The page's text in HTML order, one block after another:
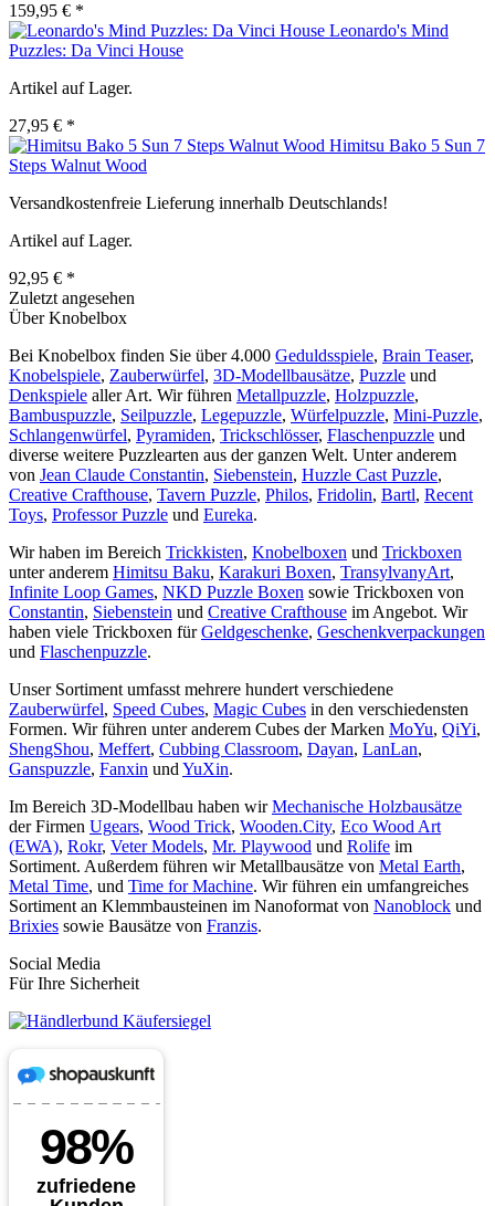
159,95 € *
Leonardo's Mind
Puzzles: Da Vinci House
Artikel auf Lager.
27,95 € *
Himitsu Bako 5 Sun 7
Steps Walnut Wood
Versandkostenfreie Lieferung innerhalb Deutschlands!
Artikel auf Lager.
92,95 € *
Zuletzt angesehen
Über Knobelbox
Bei Knobelbox finden Sie über 4.000 Geduldsspiele, Brain Teaser,
Knobelspiele, Zauberwürfel, 3D-Modellbausätze, Puzzle und
Denkspiele aller Art. Wir führen Metallpuzzle, Holzpuzzle,
Bambuspuzzle, Seilpuzzle, Legepuzzle, Würfelpuzzle, Mini-Puzzle,
Schlangenwürfel, Pyramiden, Trickschlösser, Flaschenpuzzle und
diverse weitere Puzzlearten aus der ganzen Welt. Unter anderem
von Jean Claude Constantin, Siebenstein, Huzzle Cast Puzzle,
Creative Crafthouse, Tavern Puzzle, Philos, Fridolin, Bartl, Recent
Toys, Professor Puzzle und Eureka.
Wir haben im Bereich Trickkisten, Knobelboxen und Trickboxen
unter anderem Himitsu Baku, Karakuri Boxen, TransylvanyArt,
Infinite Loop Games, NKD Puzzle Boxen sowie Trickboxen von
Constantin, Siebenstein und Creative Crafthouse im Angebot. Wir
haben viele Trickboxen fürGeldgeschenke, Geschenkverpackungen
und Flaschenpuzzle.
Unser Sortiment umfasst mehrere hundert verschiedene
Zauberwürfel, Speed Cubes, Magic Cubes in den verschiedensten
Formen. Wir führen unter anderem Cubes der Marken MoYu, QiYi,
ShengShou, Meffert, Cubbing Classroom, Dayan, LanLan,
Ganspuzzle, Fanxin und YuXin.
Im Bereich 3D-Modellbau haben wirMechanische Holzbausätze
der Firmen Ugears, Wood Trick, Wooden.City, Eco Wood Art
(EWA), Rokr, Veter Models, Mr. Playwood und Rolife im
Sortiment. Außerdem führen wir Metallbausätze von Metal Earth,
Metal Time, und Time for Machine. Wir führen ein umfangreiches
Sortiment an Klemmbausteinen im Nanoformat von Nanoblock und
Brixies sowie Bausätze von Franzis.
Social Media
Für Ihre Sicherheit